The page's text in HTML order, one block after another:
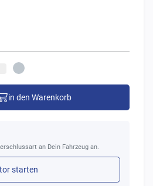
in den Warenkorb
an Dein Fahrzeug an.
starten